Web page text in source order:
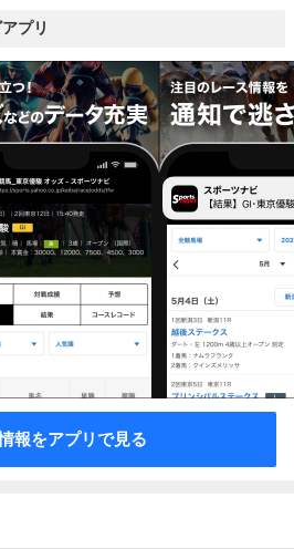
プリ
報をアプリで見る